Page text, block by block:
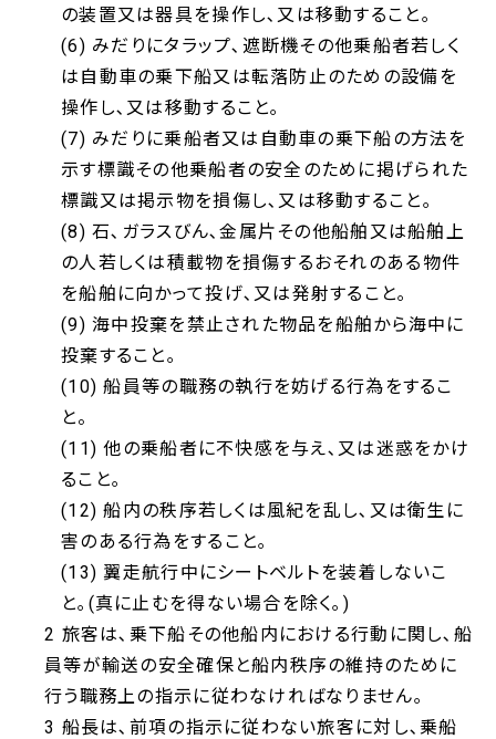
の装置又は器具を操作し､又は移動すること｡
(6) みだりにタラップ､遮断機その他乗船者若しく
は自動車の乗下船又は転落防止のための設備を
操作し､又は移動すること｡
(7) みだりに乗船者又は自動車の乗下船の方法を
示す標識その他乗船者の安全のために掲げられた
標識又は掲示物を損傷し､又は移動すること｡
(8) 石､ガラスびん､金属片その他船舶又は船舶上
の人若しくは積載物を損傷するおそれのある物件
を船舶に向かって投げ､又は発射すること｡
(9) 海中投棄を禁止された物品を船舶から海中に
投棄すること｡
(10) 船員等の職務の執行を妨げる行為をするこ
と。
(11) 他の乗船者に不快感を与え､又は迷惑をかけ
ること｡
(12) 船内の秩序若しくは風紀を乱し､又は衛生に
害のある行為をすること｡
(13) 翼走航行中にシートベルトを装着しないこ
と｡(真に止むを得ない場合を除く｡)
2 旅客は､乗下船その他船内における行動に関し､船
員等が輸送の安全確保と船内秩序の維持のために
行う職務上の指示に従わなければなりません｡
3 船長は､前項の指示に従わない旅客に対し､乗船